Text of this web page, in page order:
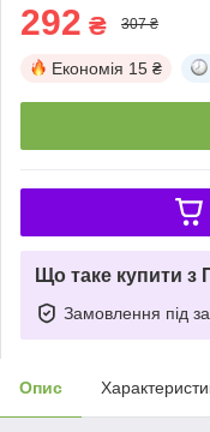
292 ₴ 307 ₴
Економія 15 ₴
Що таке купити з
Замовлення під
Опис